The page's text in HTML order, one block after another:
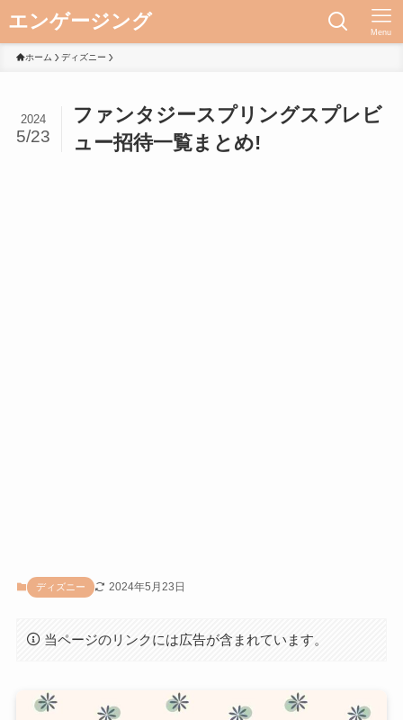
エンゲージング Menu
ホーム ディズニー
ファンタジースプリングスプレビ
ュー招待一覧まとめ!
2024
5/23
ディズニー 2024年5月23日
当ページのリンクには広告が含まれています。